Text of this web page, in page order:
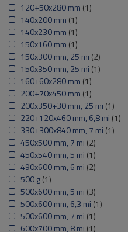
120+50x280 mm (1)
140x200 mm (1)
140x230 mm (1)
150x160 mm (1)
150x300 mm, 25 mi (2)
150x350 mm, 25 mi (1)
160+60x280 mm (1)
200+70x450 mm (1)
200x350+30 mm, 25 mi (1)
220+120x460 mm, 6,8 mi (1)
330+300x840 mm, 7 mi (1)
450x500 mm, 7 mi (2)
450x540 mm, 5 mi (1)
490x600 mm, 6 mi (2)
500 g (1)
500x600 mm, 5 mi (3)
500x600 mm, 6,3 mi (1)
500x600 mm, 7 mi (1)
600x700 mm, 8 mi (1)